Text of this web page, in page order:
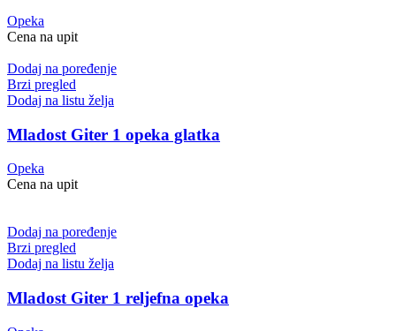
Opeka
Cena na upit
Dodaj na poređenje
Brzi pregled
Dodaj na listu želja
Mladost Giter 1 opeka glatka
Opeka
Cena na upit
Dodaj na poređenje
Brzi pregled
Dodaj na listu želja
Mladost Giter 1 reljefna opeka